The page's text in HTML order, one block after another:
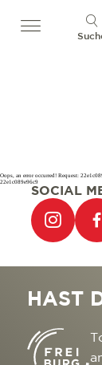
Oops, an error occurred! Request:
22e1c089e96c9
SOCIAL
HAST